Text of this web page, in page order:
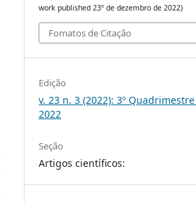
work published 23º de dezembro de 2022)
Fomatos de Citação
Edição
v. 23 n. 3 (2022): 3º
2022
Seção
Artigos científicos: